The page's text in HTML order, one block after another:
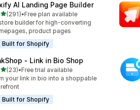
AI Landing Page Builder
av 5 stjerner
(291)
291 omtaler
•Free plan available
builder for high-converting
product pages
Built for Shopify
‑ Link in Bio Shop
av 5 stjerner
(23)
23 omtaler
•Free trial available
your link in bio into a shoppable
Built for Shopify